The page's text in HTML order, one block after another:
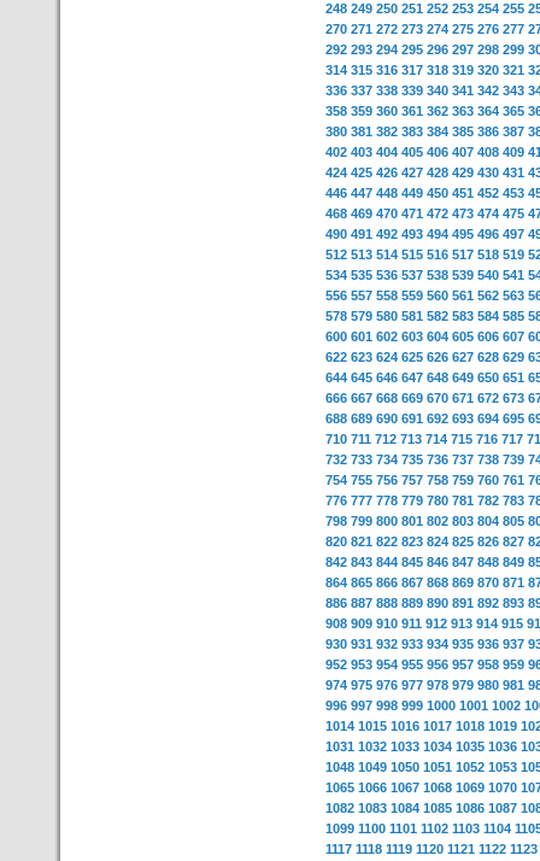
248 249 250 251 252 253 254 255
270 271 272 273 274 275 276 277
292 293 294 295 296 297 298 299
314 315 316 317 318 319 320 321
336 337 338 339 340 341 342 343
358 359 360 361 362 363 364 365
380 381 382 383 384 385 386 387
402 403 404 405 406 407 408 409
424 425 426 427 428 429 430 431
446 447 448 449 450 451 452 453
468 469 470 471 472 473 474 475
490 491 492 493 494 495 496 497
512 513 514 515 516 517 518 519
534 535 536 537 538 539 540 541
556 557 558 559 560 561 562 563
578 579 580 581 582 583 584 585
600 601 602 603 604 605 606 607
622 623 624 625 626 627 628 629
644 645 646 647 648 649 650 651
666 667 668 669 670 671 672 673
688 689 690 691 692 693 694 695
710 711 712 713 714 715 716 717
732 733 734 735 736 737 738 739
754 755 756 757 758 759 760 761
776 777 778 779 780 781 782 783
798 799 800 801 802 803 804 805
820 821 822 823 824 825 826 827
842 843 844 845 846 847 848 849
864 865 866 867 868 869 870 871
886 887 888 889 890 891 892 893
908 909 910 911 912 913 914 915
930 931 932 933 934 935 936 937
952 953 954 955 956 957 958 959
974 975 976 977 978 979 980 981
996 997 998 999 1000 1001 1002
1014 1015 1016 1017 1018 1019
1031 1032 1033 1034 1035 1036
1048 1049 1050 1051 1052 1053
1065 1066 1067 1068 1069 1070
1082 1083 1084 1085 1086 1087
1099 1100 1101 1102 1103 1104
1117 1118 1119 1120 1121 1122 1123